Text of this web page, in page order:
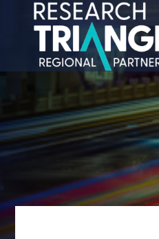
콘텐츠로 건너뛰기